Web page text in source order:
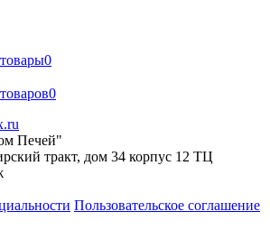
0
0
Печей"
тракт, дом 34 корпус 12 ТЦ
Пользовательское соглашение